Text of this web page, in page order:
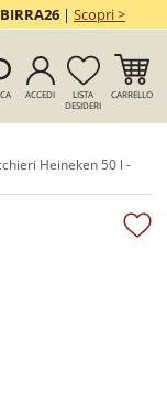
BIRRA26| Scopri >
ACCEDI
LISTA
DESIDERI
CARRELLO
Heineken 50 l -